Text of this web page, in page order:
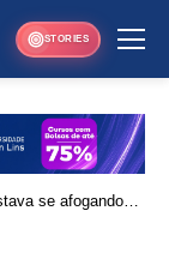
STORIES
se afogando